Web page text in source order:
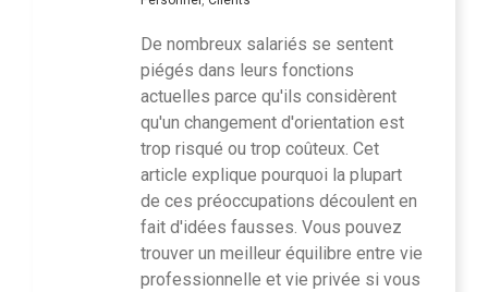
De nombreux salariés se sentent
piégés dans leurs fonctions
actuelles parce qu'ils considèrent
qu'un changement d'orientation est
trop risqué ou trop coûteux. Cet
article explique pourquoi la plupart
de ces préoccupations découlent en
fait d'idées fausses. Vous pouvez
trouver un meilleur équilibre entre vie
professionnelle et vie privée si vous